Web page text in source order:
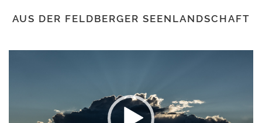
AUS DER FELDBERGER SEENLANDSCHAFT
SD